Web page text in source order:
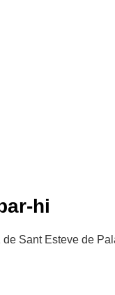
hi
Sant Esteve de